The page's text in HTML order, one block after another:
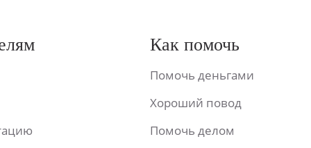
Как помочь
Помочь деньгами
Хороший повод
Помочь делом